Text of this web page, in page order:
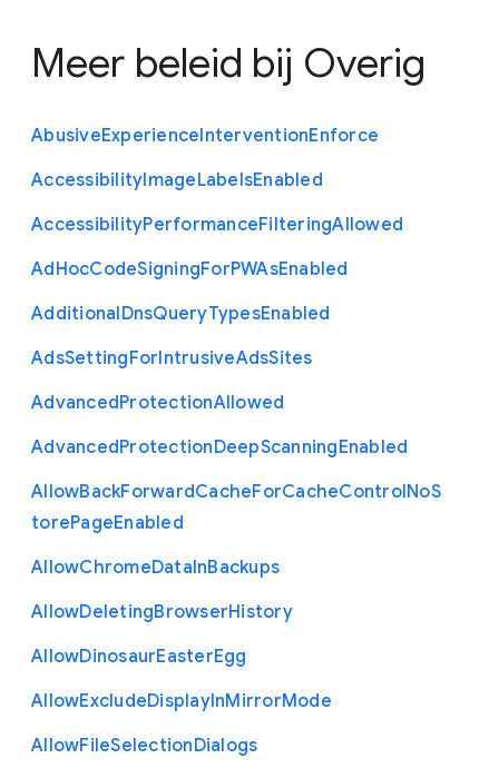
Meer beleid bij Overig
AbusiveExperienceInterventionEnforce
AccessibilityImageLabelsEnabled
AccessibilityPerformanceFilteringAllowed
AdHocCodeSigningForPWAsEnabled
AdditionalDnsQueryTypesEnabled
AdsSettingForIntrusiveAdsSites
AdvancedProtectionAllowed
AdvancedProtectionDeepScanningEnabled
AllowBackForwardCacheForCacheControlNoS
torePageEnabled
AllowChromeDataInBackups
AllowDeletingBrowserHistory
AllowDinosaurEasterEgg
AllowExcludeDisplayInMirrorMode
AllowFileSelectionDialogs